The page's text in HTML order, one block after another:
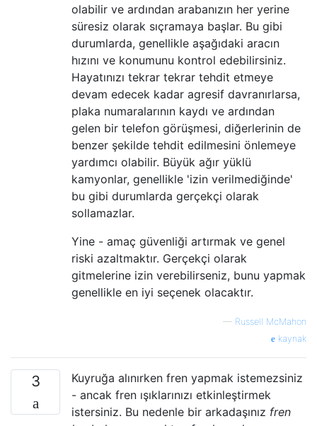
olabilir ve ardından arabanızın her yerine
süresiz olarak sıçramaya başlar. Bu gibi
durumlarda, genellikle aşağıdaki aracın
hızını ve konumunu kontrol edebilirsiniz.
Hayatınızı tekrar tekrar tehdit etmeye
devam edecek kadar agresif davranırlarsa,
plaka numaralarının kaydı ve ardından
gelen bir telefon görüşmesi, diğerlerinin de
benzer şekilde tehdit edilmesini önlemeye
yardımcı olabilir. Büyük ağır yüklü
kamyonlar, genellikle 'izin verilmediğinde'
bu gibi durumlarda gerçekçi olarak
sollamazlar.
Yine - amaç güvenliği artırmak ve genel
riski azaltmaktır. Gerçekçi olarak
gitmelerine izin verebilirseniz, bunu yapmak
genellikle en iyi seçenek olacaktır.
— Russell McMahon
kaynak
3
Kuyruğa alınırken fren yapmak istemezsiniz
- ancak fren ışıklarınızı etkinleştirmek
istersiniz. Bu nedenle bir arkadaşınız fren